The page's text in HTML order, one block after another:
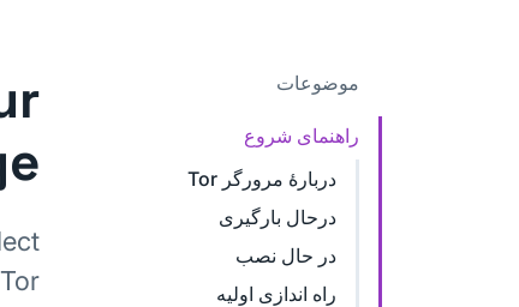
موضوعات
راهنمای شروع
دربارهٔ مرورگر Tor
درحال بارگیری
در حال نصب
راه اندازی اولیه